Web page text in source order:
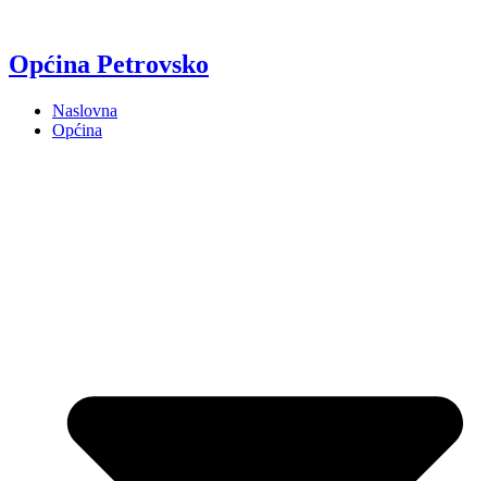
Općina Petrovsko
Naslovna
Općina